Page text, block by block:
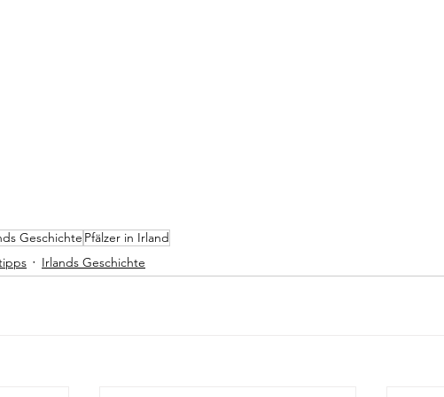
Geschichte Pfälzer in Irland
Irlands Geschichte